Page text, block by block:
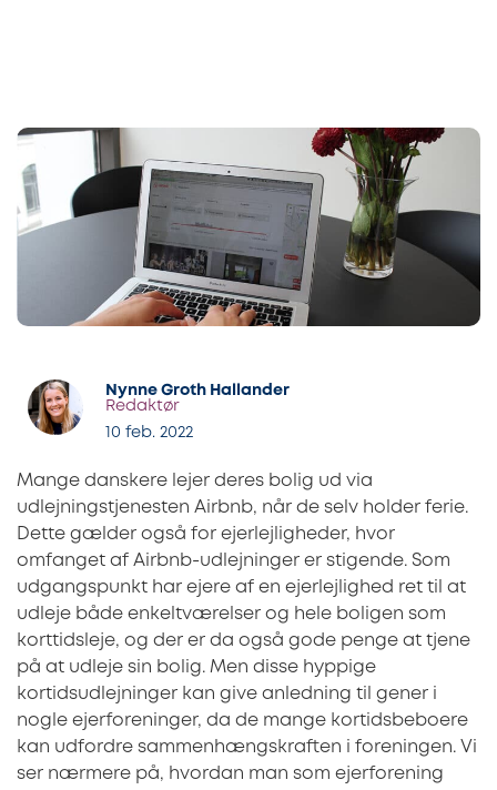
Nynne Groth Hallander
Redaktør
10 feb. 2022
Mange danskere lejer deres bolig ud via
udlejningstjenesten Airbnb, når de selv holder ferie.
Dette gælder også for ejerlejligheder, hvor
omfanget af Airbnb-udlejninger er stigende. Som
udgangspunkt har ejere af en ejerlejlighed ret til at
udleje både enkeltværelser og hele boligen som
korttidsleje, og der er da også gode penge at tjene
på at udleje sin bolig. Men disse hyppige
kortidsudlejninger kan give anledning til gener i
nogle ejerforeninger, da de mange kortidsbeboere
kan udfordre sammenhængskraften i foreningen. Vi
ser nærmere på, hvordan man som ejerforening